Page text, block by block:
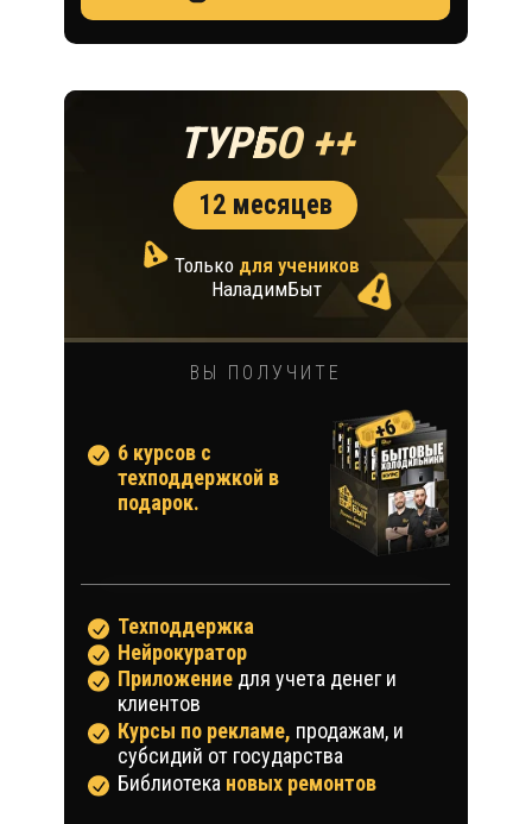
ТУРБО ++
12 месяцев
ВЫ ПОЛУЧИТЕ
Техподдержка
Нейрокуратор
Приложение для учета денег и
клиентов
Курсы по рекламе, продажам, и
субсидий от государства
Библиотека новых ремонтов
6 курсов с
техподдержкой в
подарок.
Только для учеников
НаладимБыт